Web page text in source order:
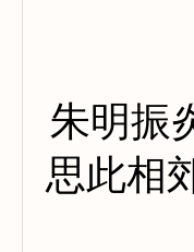
朱明振
思此相